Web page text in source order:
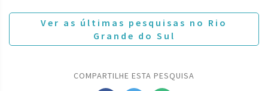
Ver as últimas pesquisas no Rio
Grande do Sul
COMPARTILHE ESTA PESQUISA